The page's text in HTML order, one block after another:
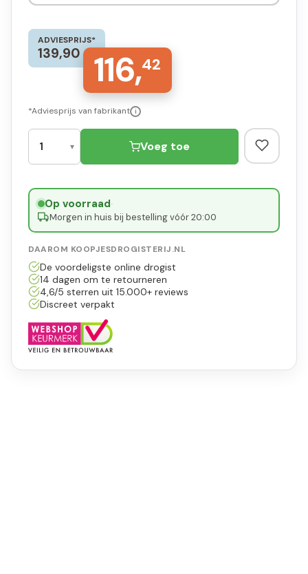
ADVIESPRIJS*
139,90 116,42
*Adviesprijs van fabrikant i
Voeg toe
Op voorraad·
Morgen in huis bij bestelling vóór 20:00
DAAROM KOOPJESDROGISTERIJ.NL
De voordeligste online drogist
14 dagen om te retourneren
4,6/5 sterren uit 15.000+ reviews
Discreet verpakt